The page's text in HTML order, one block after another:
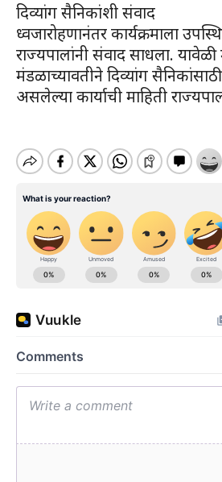
दिव्यांग सैनिकांशी संवाद
ध्वजारोहणानंतर कार्यक्रमाला
राज्यपालांनी संवाद साधला. यावेळी
मंडळाच्यावतीने दिव्यांग
असलेल्या कार्याची माहिती